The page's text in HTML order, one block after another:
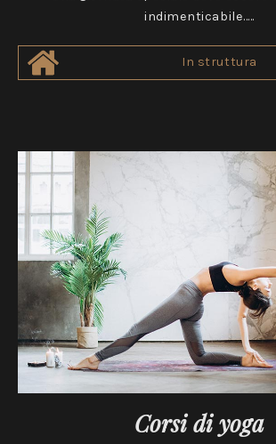
indimenticabile.....
In struttura
Corsi di yoga